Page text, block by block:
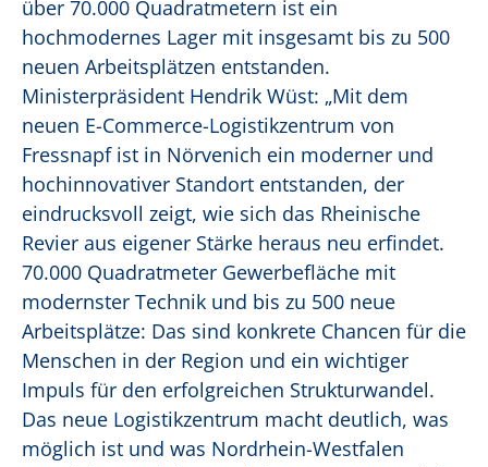
über 70.000 Quadratmetern ist ein
hochmodernes Lager mit insgesamt bis zu 500
neuen Arbeitsplätzen entstanden.
Ministerpräsident Hendrik Wüst: „Mit dem
neuen E-Commerce-Logistikzentrum von
Fressnapf ist in Nörvenich ein moderner und
hochinnovativer Standort entstanden, der
eindrucksvoll zeigt, wie sich das Rheinische
Revier aus eigener Stärke heraus neu erfindet.
70.000 Quadratmeter Gewerbefläche mit
modernster Technik und bis zu 500 neue
Arbeitsplätze: Das sind konkrete Chancen für die
Menschen in der Region und ein wichtiger
Impuls für den erfolgreichen Strukturwandel.
Das neue Logistikzentrum macht deutlich, was
möglich ist und was Nordrhein-Westfalen